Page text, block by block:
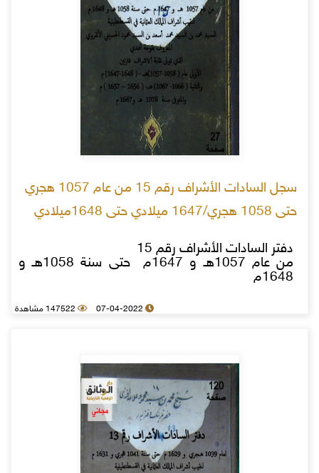
سجل السادات الأشراف رقم 15 من عام 1057 هجري
حتى 1058 هجري/1647 ميلادي حتى 1648ميلادي
دفتر السادات الأشراف رقم 15
من عام 1057هـ و 1647م حتى سنة 1058هـ و
1648م
07-04-2022 147522 مشاهدة